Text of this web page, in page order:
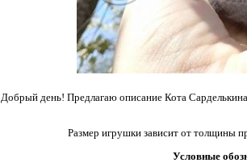
Добрый день! Предлагаю описание Кота
Размер игрушки зависит от толщины
Условные